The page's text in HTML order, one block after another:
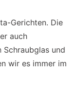
Gerichten. Die
auch
und
wir es immer im